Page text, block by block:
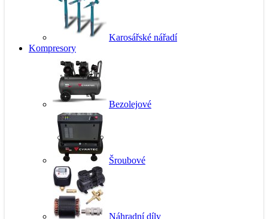
Karosářské nářadí
Kompresory
Bezolejové
Šroubové
Náhradní díly